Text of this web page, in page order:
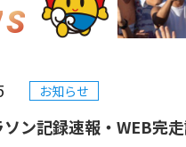
S
ン記録速報・WEB完
お知らせ